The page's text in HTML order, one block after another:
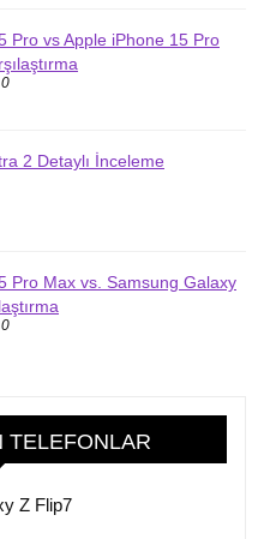
Pro vs Apple iPhone 15 Pro
0
2 Detaylı İnceleme
Pro Max vs. Samsung Galaxy
0
TELEFONLAR
Z Flip7